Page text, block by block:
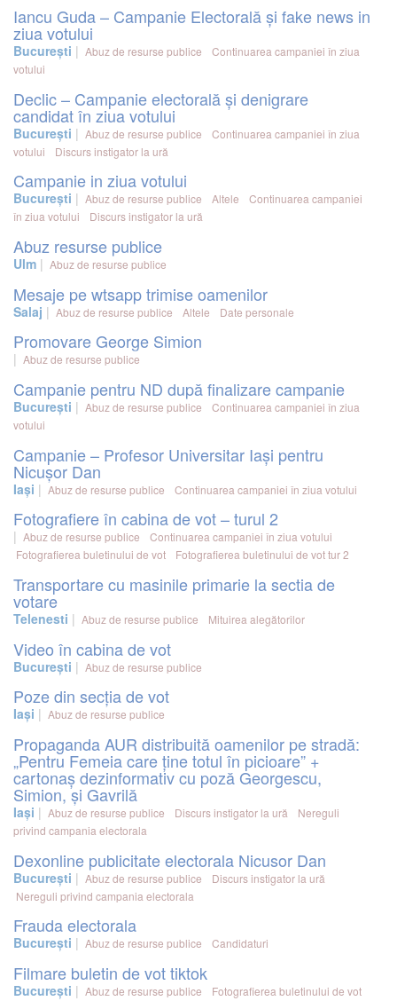
Iancu Guda – Campanie Electorală și fake news in
ziua votului
București Abuz de resurse publice
Continuarea campaniei în ziua
votului
Declic – Campanie electorală și denigrare
candidat în ziua votului
București Abuz de resurse publice
Continuarea campaniei în ziua
votului
Discurs instigator la ură
Campanie in ziua votului
București Abuz de resurse publice Altele
Continuarea campaniei
în ziua votului
Discurs instigator la ură
Abuz resurse publice
Ulm Abuz de resurse publice
Mesaje pe wtsapp trimise oamenilor
Salaj Abuz de resurse publice Altele Date personale
Promovare George Simion
Abuz de resurse publice
Campanie pentru ND după finalizare campanie
București Abuz de resurse publice
Continuarea campaniei în ziua
votului
Campanie – Profesor Universitar Iași pentru
Nicușor Dan
Iași Abuz de resurse publice Continuarea campaniei în ziua votului
Fotografiere în cabina de vot – turul 2
Abuz de resurse publice
Continuarea campaniei în ziua votului
Fotografierea buletinului de vot
Fotografierea buletinului de vot tur 2
Transportare cu masinile primarie la sectia de
votare
Telenesti Abuz de resurse publice Mituirea alegătorilor
Video în cabina de vot
București Abuz de resurse publice
Poze din secția de vot
Iași Abuz de resurse publice
Propaganda AUR distribuită oamenilor pe stradă:
„Pentru Femeia care ține totul în picioare” +
cartonaș dezinformativ cu poză Georgescu,
Simion, și Gavrilă
Iași Abuz de resurse publice Discurs instigator la ură
Nereguli
privind campania electorala
Dexonline publicitate electorala Nicusor Dan
București Abuz de resurse publice
Discurs instigator la ură
Nereguli privind campania electorala
Frauda electorala
București Abuz de resurse publice Candidaturi
Filmare buletin de vot tiktok
București Abuz de resurse publice Fotografierea buletinului de vot